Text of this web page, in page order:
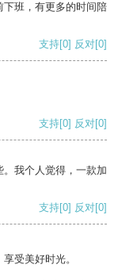
班，有更多的时间陪
支持[0] 反对[0]
支持[0] 反对[0]
我个人觉得，一款加
支持[0] 反对[0]
受美好时光。